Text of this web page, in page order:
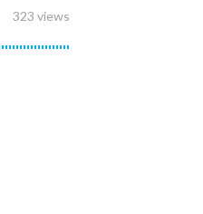
323 views